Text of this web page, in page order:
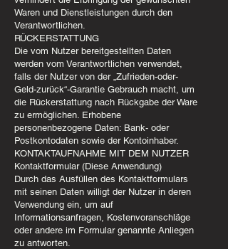
Waren und Dienstleistungen durch den
Verantwortlichen.
RÜCKERSTATTUNG
Die vom Nutzer bereitgestellten Daten
werden vom Verantwortlichen verwendet,
falls der Nutzer von der „Zufrieden-oder-
Geld-zurück“-Garantie Gebrauch macht, um
die Rückerstattung nach Rückgabe der Ware
zu ermöglichen. Erhobene
personenbezogene Daten: Bank- oder
Postkontodaten sowie der Kontoinhaber.
KONTAKTAUFNAHME MIT DEM NUTZER
Kontaktformular (Diese Anwendung)
Durch das Ausfüllen des Kontaktformulars
mit seinen Daten willigt der Nutzer in deren
Verwendung ein, um auf
Informationsanfragen, Kostenvoranschläge
oder andere im Formular genannte Anliegen
zu antworten.